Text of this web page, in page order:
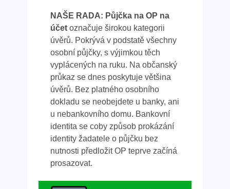
NAŠE RADA: Půjčka na OP na
účetoznačuje širokou kategorii
úvěrů. Pokrývá v podstatě všechny
osobní půjčky, s výjimkou těch
vyplácených na ruku. Na občanský
průkaz se dnes poskytuje většina
úvěrů. Bez platného osobního
dokladu se neobejdete u banky, ani
u nebankovního domu. Bankovní
identita se coby způsob prokázání
identity žadatele o půjčku bez
nutnosti předložit OP teprve začíná
prosazovat.